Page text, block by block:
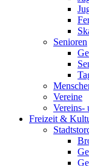
Senioren
Vereine
Vereins-
Freizeit &